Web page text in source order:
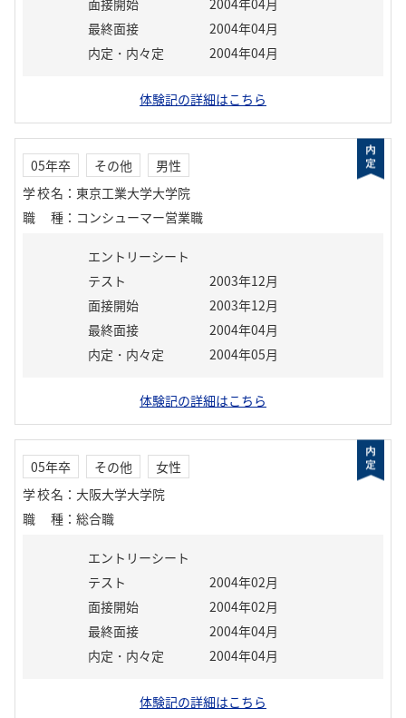
面接開始
2004年04月
最終面接
2004年04月
内定・内々定
2004年04月
体験記の詳細はこちら
05年卒 その他
男性
学校名 ： 東京工業大学大学院
職種 ： コンシューマー営業職
エントリーシート
テスト
2003年12月
面接開始
2003年12月
最終面接
2004年04月
内定・内々定
2004年05月
体験記の詳細はこちら
05年卒 その他
女性
学校名 ： 大阪大学大学院
職種 ： 総合職
エントリーシート
テスト
2004年02月
面接開始
2004年02月
最終面接
2004年04月
内定・内々定
2004年04月
体験記の詳細はこちら